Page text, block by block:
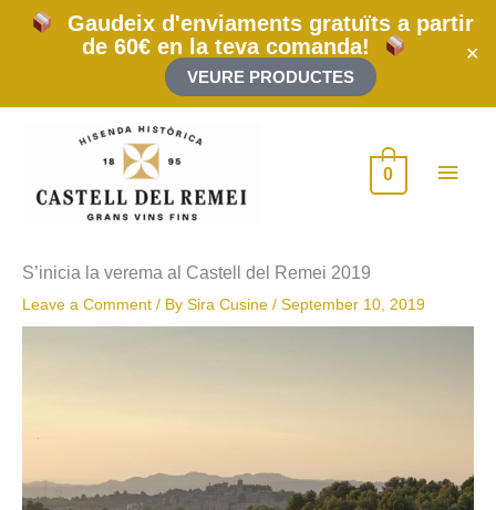
Gaudeix d'enviaments gratuïts a partir
de 60€ en la teva comanda!
VEURE PRODUCTES
✕
0
S’inicia la verema al Castell del Remei 2019
Leave a Comment / By Sira Cusine / September 10, 2019